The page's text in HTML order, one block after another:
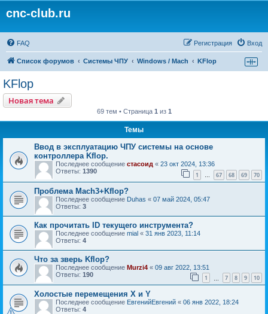
cnc-club.ru
FAQ Вход
Регистрация
Список форумов Системы ЧПУ Windows / Mach KFlop
KFlop
Новая тема
69 тем • Страница 1 из 1
Темы
Ввод в эксплуатацию ЧПУ системы на основе
контроллера Kflop.
Последнее сообщение стасоид « 23 окт 2024, 13:36
Ответы: 1390 1 … 67 68 69 70
Проблема Mach3+Kflop?
Последнее сообщение Duhas « 07 май 2024, 05:47
Ответы: 3
Как прочитать ID текущего инструмента?
Последнее сообщение mial « 31 янв 2023, 11:14
Ответы: 4
Что за зверь Kflop?
Последнее сообщение Murzi4 « 09 авг 2022, 13:51
Ответы: 190 1 7 8 9 10
Холостые перемещения X и Y
Последнее сообщение ЕвгенийЕвгений « 06 янв 2022, 18:24
Ответы: 4